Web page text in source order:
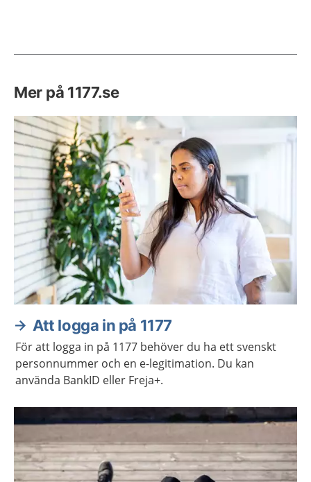
Mer på 1177.se
Att logga in på 1177
För att logga in på 1177 behöver du ha ett svenskt
personnummer och en e-legitimation. Du kan
använda BankID eller Freja+.